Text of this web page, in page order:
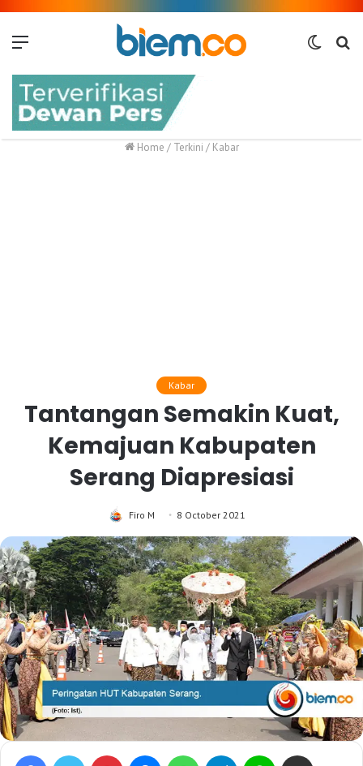
Switch
Home / Terkini / Kabar
Kabar
Tantangan Semakin Kuat,
Kemajuan Kabupaten
Serang Diapresiasi
Firo M 8 October 2021